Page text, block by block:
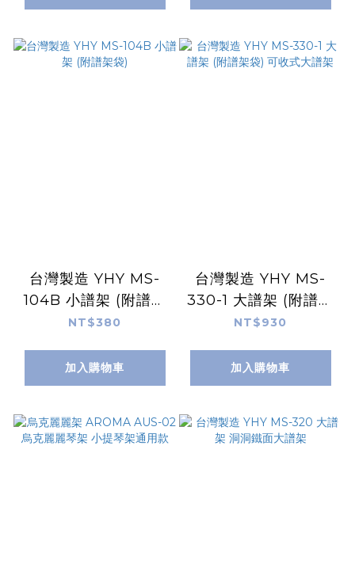
台灣製造 YHY MS-
104B 小譜架 (附譜架
袋)
NT$380
加入購物車
台灣製造 YHY MS-
330-1 大譜架 (附譜架
袋) 可收式大譜架
NT$930
加入購物車